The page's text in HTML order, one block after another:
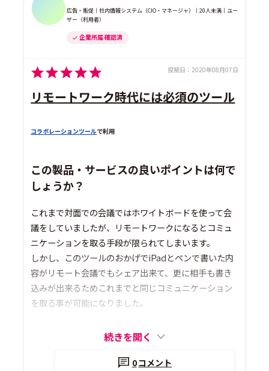
広告・販促｜社内情報システム（CIO・マネージャ）｜20人未満｜ユー
ザー（利用者）
企業所属 確認済
投稿日： 2020年08月07日
リモートワーク時代には必須のツール
コラボレーションツールで利用
この製品・サービスの良いポイントは何で
しょうか？
これまで対面での会議ではホワイトボードを使って会
議をしていましたが、リモートワークになるとコミュ
ニケーションを取る手段が限られてしまいます。
しかし、このツールのおかげでiPadとペンで書いた内
容がリモート会議でもシェア出来て、更に相手も書き
込みが出来るためこれまでと同じコミュニケーション
を取る事が可能になりました。
続きを開く
0コメント